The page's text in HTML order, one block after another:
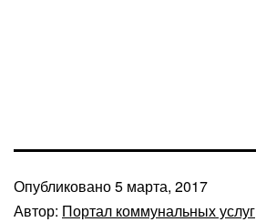
Опубликовано5 марта, 2017
Автор: Портал коммунальных услуг